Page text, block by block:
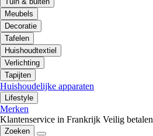
Meubels
Decoratie
Tafelen
Huishoudtextiel
Verlichting
Tapijten
Huishoudelijke apparaten
Lifestyle
Merken
Klantenservice in Frankrijk Veilig betalen
Zoeken